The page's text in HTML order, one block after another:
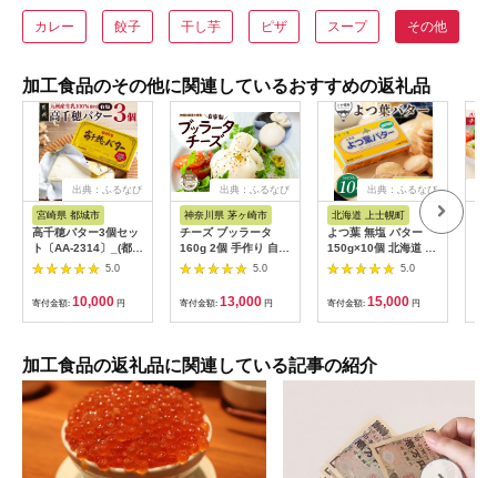
カレー 餃子 干し芋 ピザ スープ その他
加工食品のその他に関連しているおすすめの返礼品
出典：ふるなび
宮崎県 都城市
高千穂バター3個セッ
ト〔AA-2314〕_(都城
市) 高千穂バター 九州
産生乳 有塩タイプ 爽
やか スッキリ トース
ト 料理 お菓子づくり
熟練の職人 風味豊か
日本酪農
5.0
寄付金額: 10,000 円
出典：ふるなび
神奈川県 茅ヶ崎市
チーズ ブッラータ
160g 2個 手作り 自家
製 湘南 チーズ 5.0
寄付金額: 13,000 円
出典：ふるなび
北海道 上士幌町
よつ葉 無塩 バター
150g×10個 北海道 乳
製品 国産バター 食塩
不使用 カルトンバタ
5.0
寄付金額: 15,000 円
加工食品の返礼品に関連している記事の紹介